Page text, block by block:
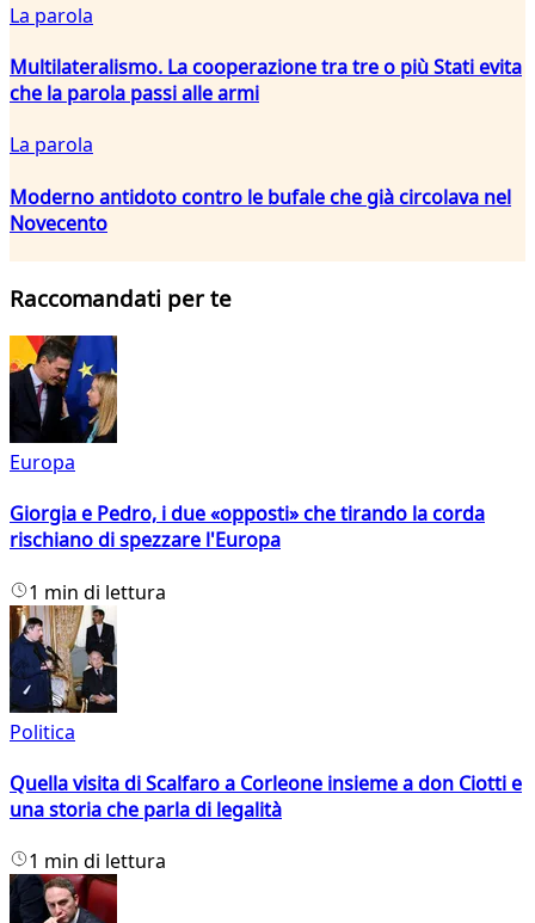
La parola
Multilateralismo. La cooperazione tra tre o più Stati evita
che la parola passi alle armi
La parola
Moderno antidoto contro le bufale che già circolava nel
Novecento
Raccomandati per te
Europa
Giorgia e Pedro, i due «opposti» che tirando la corda
rischiano di spezzare l'Europa
1 min di lettura
Politica
Quella visita di Scalfaro a Corleone insieme a don Ciotti e
una storia che parla di legalità
1 min di lettura